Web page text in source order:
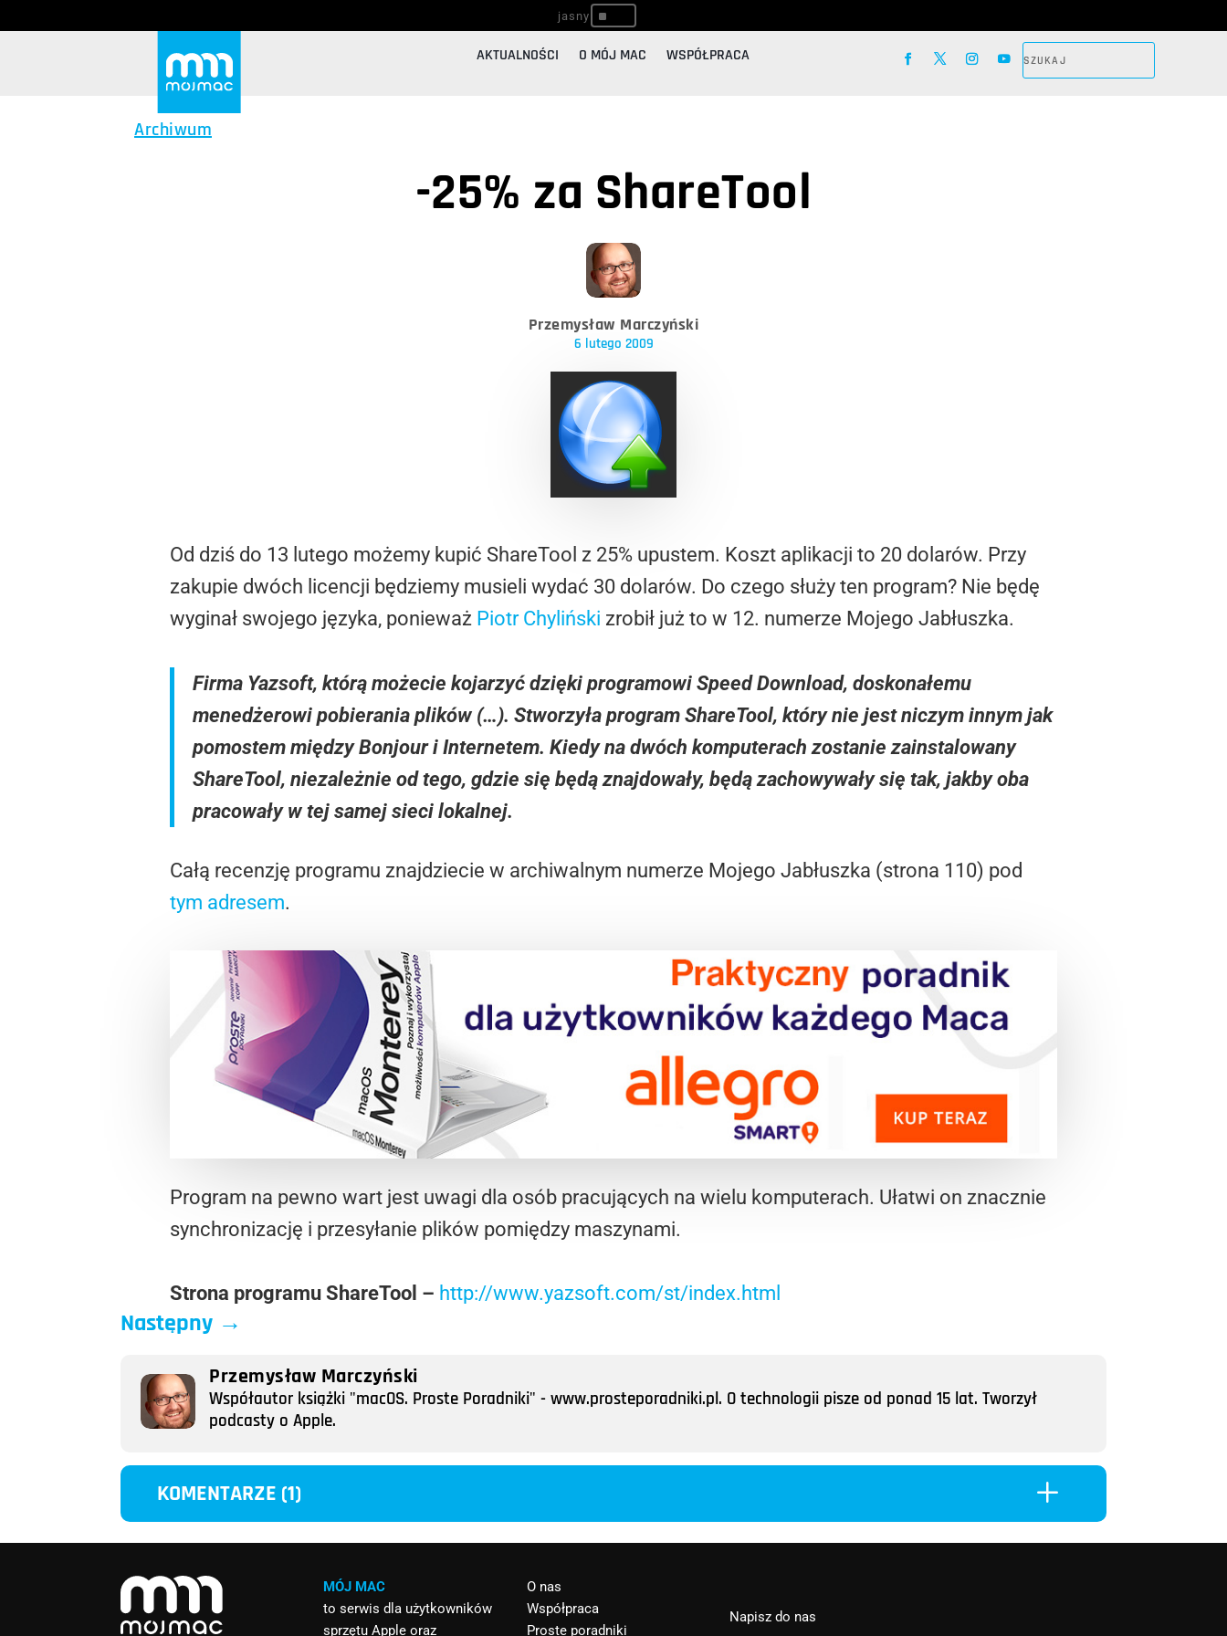
^
AKTUALNOŚCI O MÓJ MAC WSPÓŁPRACA
Archiwum
-25% za ShareTool
Przemysław Marczyński
6 lutego 2009
Od dziś do 13 lutego możemy kupić ShareTool z 25% upustem. Koszt aplikacji to 20 dolarów. Przy
zakupie dwóch licencji będziemy musieli wydać 30 dolarów. Do czego służy ten program? Nie będę
wyginał swojego języka, ponieważ Piotr Chyliński zrobił już to w 12. numerze Mojego Jabłuszka.
Firma Yazsoft, którą możecie kojarzyć dzięki programowi Speed Download, doskonałemu
menedżerowi pobierania plików (…). Stworzyła program ShareTool, który nie jest niczym innym jak
pomostem między Bonjour i Internetem. Kiedy na dwóch komputerach zostanie zainstalowany
ShareTool, niezależnie od tego, gdzie się będą znajdowały, będą zachowywały się tak, jakby oba
pracowały w tej samej sieci lokalnej.
Całą recenzję programu znajdziecie w archiwalnym numerze Mojego Jabłuszka (strona 110) pod
tym adresem.
Program na pewno wart jest uwagi dla osób pracujących na wielu komputerach. Ułatwi on znacznie
synchronizację i przesyłanie plików pomiędzy maszynami.
Strona programu ShareTool – http://www.yazsoft.com/st/index.html
Następny →
Przemysław Marczyński
Współautor książki "macOS. Proste Poradniki" - www.prosteporadniki.pl. O technologii pisze od ponad 15 lat. Tworzył
podcasty o Apple.
KOMENTARZE (1) L
MÓJ MAC
to serwis dla użytkowników
sprzętu Apple oraz
O nas
Współpraca
Proste poradniki
Napisz do nas